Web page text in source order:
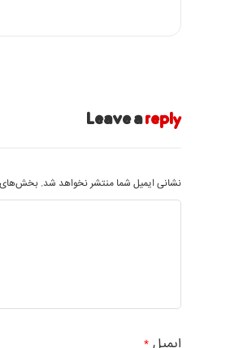
Leave areply
نشانی ایمیل شما منتشر نخواهد شد. بخش‌های
*